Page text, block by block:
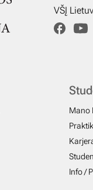
VŠĮ
Mano
Info /